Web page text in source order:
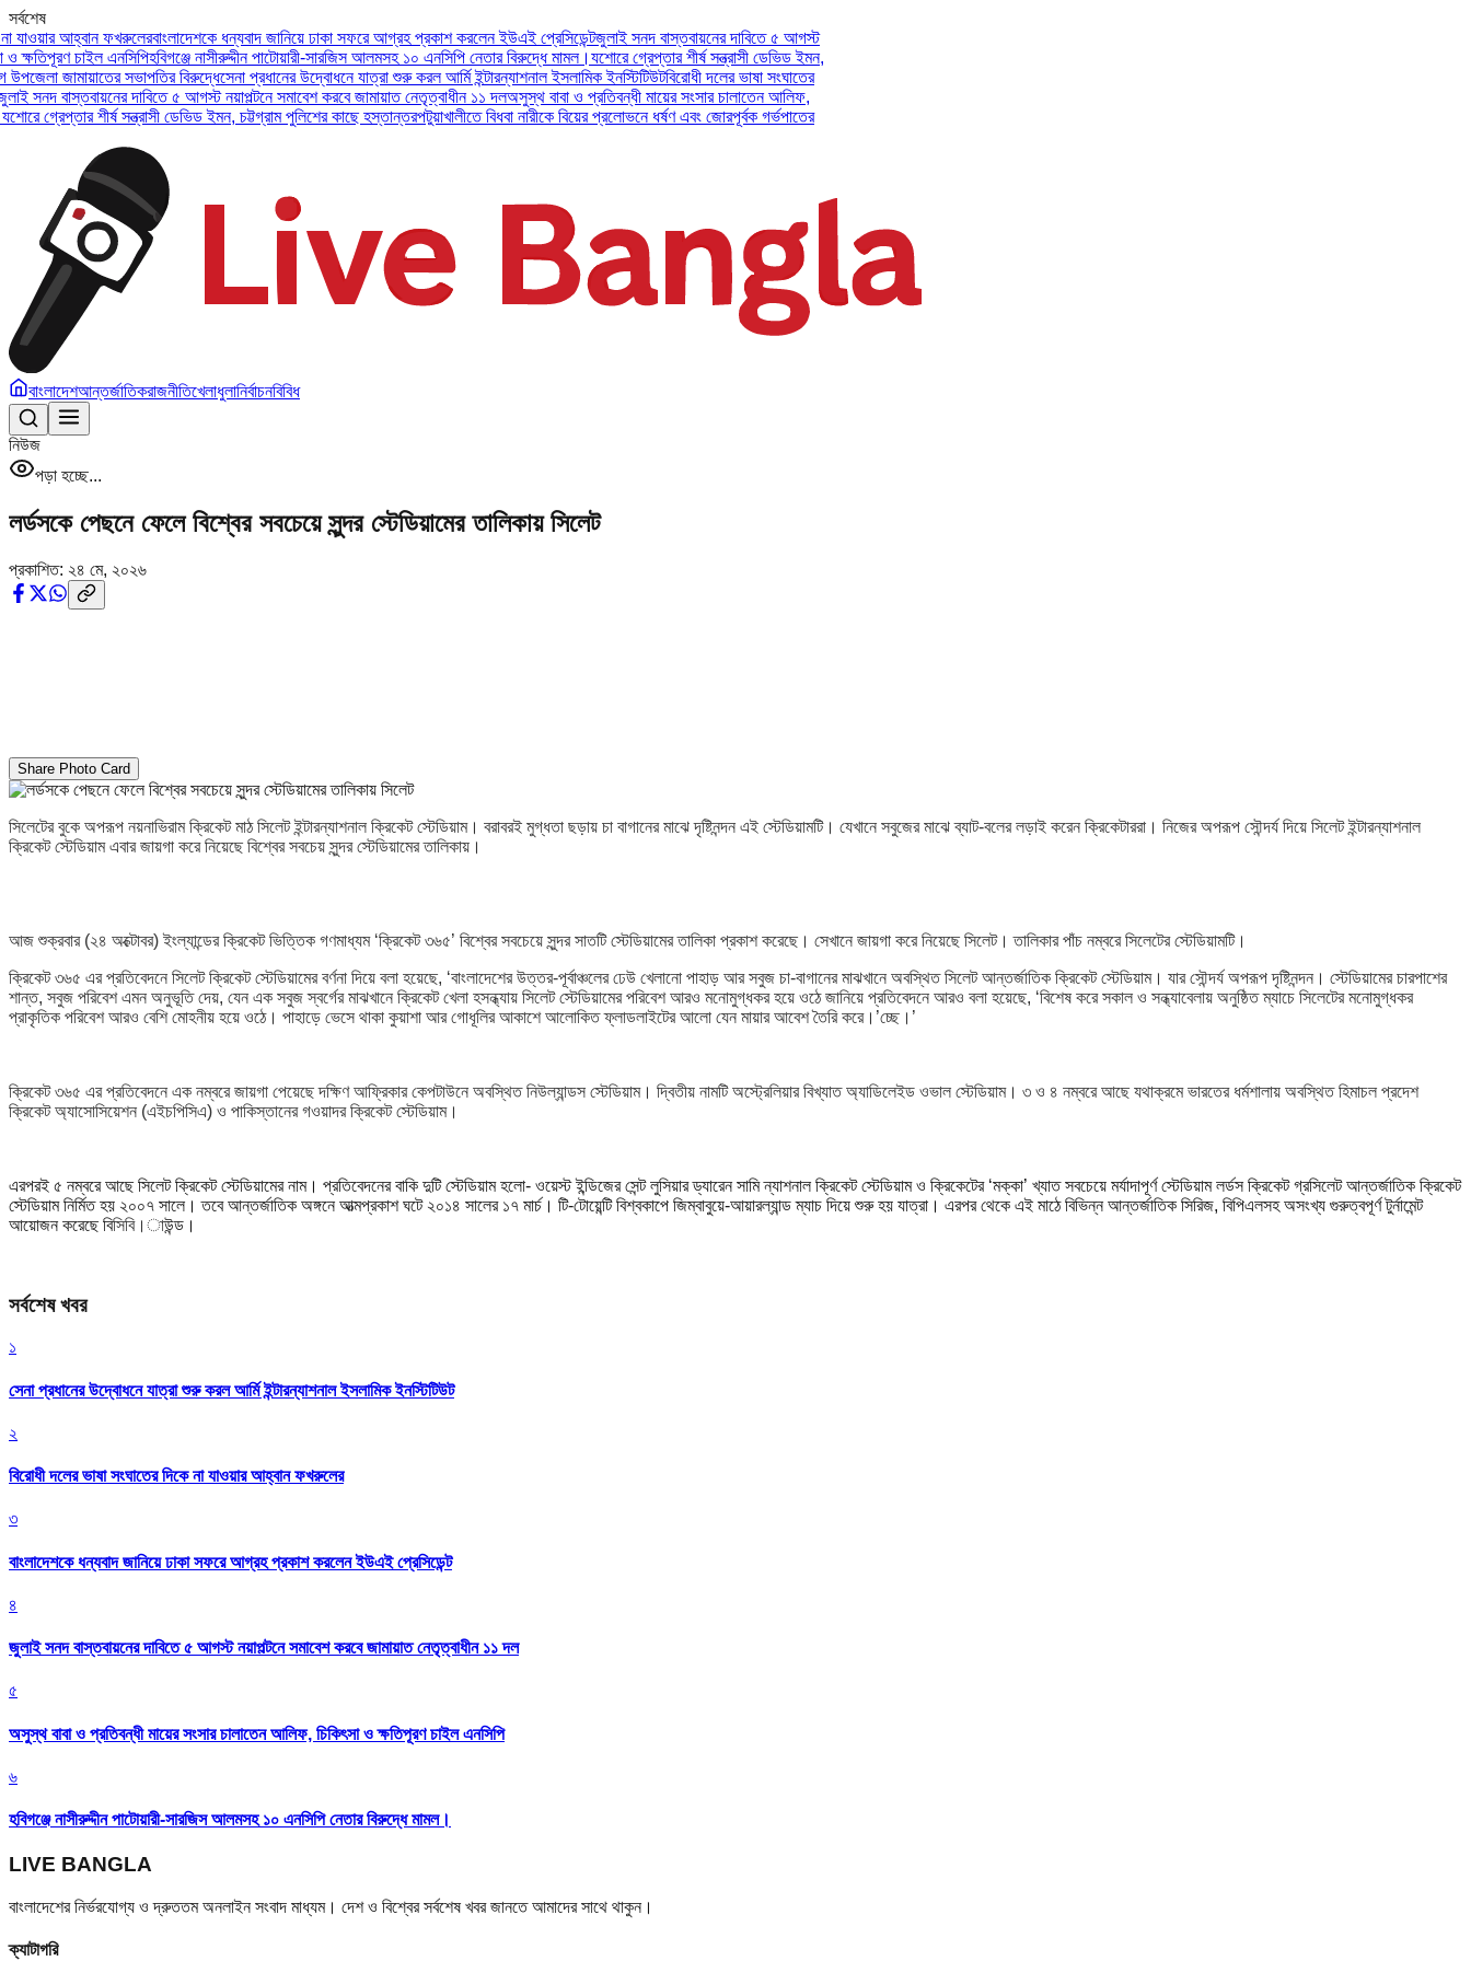
সর্বশেষ
আহ্বান ফখরুলেরবাংলাদেশকে ধন্যবাদ জানিয়ে ঢাকা সফরে আগ্রহ প্রকাশ করলেন ইউএই প্রেসিডেন্ট জুলাই সনদ বাস্তবায়নের দাবিতে ৫ আগস্ট
চাইল এনসিপিহবিগঞ্জে নাসীরুদ্দীন পাটোয়ারী-সারজিস আলমসহ ১০ এনসিপি নেতার বিরুদ্ধে মামল।যশোরে গ্রেপ্তার শীর্ষ সন্ত্রাসী ডেভিড ইমন,
সভাপতির বিরুদ্ধেসেনা প্রধানের উদ্বোধনে যাত্রা শুরু করল আর্মি ইন্টারন্যাশনাল ইসলামিক ইনস্টিটিউটবিরোধী দলের ভাষা সংঘাতের
দাবিতে ৫ আগস্ট নয়াপল্টনে সমাবেশ করবে জামায়াত নেতৃত্বাধীন ১১ দলঅসুস্থ বাবা ও প্রতিবন্ধী মায়ের সংসার চালাতেন আলিফ,
শীর্ষ সন্ত্রাসী ডেভিড ইমন, চট্টগ্রাম পুলিশের কাছে হস্তান্তরপটুয়াখালীতে বিধবা নারীকে বিয়ের প্রলোভনে ধর্ষণ এবং জোরপূর্বক গর্ভপাতের
বাংলাদেশআন্তর্জাতিকরাজনীতিখেলাধুলানির্বাচনবিবিধ
নিউজ
পড়া হচ্ছে...
লর্ডসকে পেছনে ফেলে বিশ্বের সবচেয়ে সুন্দর স্টেডিয়ামের তালিকায় সিলেট
প্রকাশিত: ২৪ মে, ২০২৬
Share Photo Card
সিলেটের বুকে অপরূপ নয়নাভিরাম ক্রিকেট মাঠ সিলেট ইন্টারন্যাশনাল ক্রিকেট স্টেডিয়াম। বরাবরই মুগ্ধতা ছড়ায় চা বাগানের মাঝে দৃষ্টিনন্দন এই স্টেডিয়ামটি। যেখানে সবুজের মাঝে ব্যাট-বলের লড়াই করেন ক্রিকেটাররা। নিজের অপরূপ সৌন্দর্য দিয়ে সিলেট ইন্টারন্যাশনাল
ক্রিকেট স্টেডিয়াম এবার জায়গা করে নিয়েছে বিশ্বের সবচেয় সুন্দর স্টেডিয়ামের তালিকায়।
আজ শুক্রবার (২৪ অক্টোবর) ইংল্যান্ডের ক্রিকেট ভিত্তিক গণমাধ্যম ‘ক্রিকেট ৩৬৫’ বিশ্বের সবচেয়ে সুন্দর সাতটি স্টেডিয়ামের তালিকা প্রকাশ করেছে। সেখানে জায়গা করে নিয়েছে সিলেট। তালিকার পাঁচ নম্বরে সিলেটের স্টেডিয়ামটি।
ক্রিকেট ৩৬৫ এর প্রতিবেদনে সিলেট ক্রিকেট স্টেডিয়ামের বর্ণনা দিয়ে বলা হয়েছে, ‘বাংলাদেশের উত্তর-পূর্বাঞ্চলের ঢেউ খেলানো পাহাড় আর সবুজ চা-বাগানের মাঝখানে অবস্থিত সিলেট আন্তর্জাতিক ক্রিকেট স্টেডিয়াম। যার সৌন্দর্য অপরূপ দৃষ্টিনন্দন। স্টেডিয়ামের চারপাশের
শান্ত, সবুজ পরিবেশ এমন অনুভূতি দেয়, যেন এক সবুজ স্বর্গের মাঝখানে ক্রিকেট খেলা হসন্ধ্যায় সিলেট স্টেডিয়ামের পরিবেশ আরও মনোমুগ্ধকর হয়ে ওঠে জানিয়ে প্রতিবেদনে আরও বলা হয়েছে, ‘বিশেষ করে সকাল ও সন্ধ্যাবেলায় অনুষ্ঠিত ম্যাচে সিলেটের মনোমুগ্ধকর
প্রাকৃতিক পরিবেশ আরও বেশি মোহনীয় হয়ে ওঠে। পাহাড়ে ভেসে থাকা কুয়াশা আর গোধূলির আকাশে আলোকিত ফ্লাডলাইটের আলো যেন মায়ার আবেশ তৈরি করে।’চ্ছে।’
ক্রিকেট ৩৬৫ এর প্রতিবেদনে এক নম্বরে জায়গা পেয়েছে দক্ষিণ আফ্রিকার কেপটাউনে অবস্থিত নিউল্যান্ডস স্টেডিয়াম। দ্বিতীয় নামটি অস্ট্রেলিয়ার বিখ্যাত অ্যাডিলেইড ওভাল স্টেডিয়াম। ৩ ও ৪ নম্বরে আছে যথাক্রমে ভারতের ধর্মশালায় অবস্থিত হিমাচল প্রদেশ
ক্রিকেট অ্যাসোসিয়েশন (এইচপিসিএ) ও পাকিস্তানের গওয়াদর ক্রিকেট স্টেডিয়াম।
এরপরই ৫ নম্বরে আছে সিলেট ক্রিকেট স্টেডিয়ামের নাম। প্রতিবেদনের বাকি দুটি স্টেডিয়াম হলো- ওয়েস্ট ইন্ডিজের সেন্ট লুসিয়ার ড্যারেন সামি ন্যাশনাল ক্রিকেট স্টেডিয়াম ও ক্রিকেটের ‘মক্কা’ খ্যাত সবচেয়ে মর্যাদাপূর্ণ স্টেডিয়াম লর্ডস ক্রিকেট গ্রসিলেট আন্তর্জাতিক ক্রিকেট
স্টেডিয়াম নির্মিত হয় ২০০৭ সালে। তবে আন্তর্জাতিক অঙ্গনে আত্মপ্রকাশ ঘটে ২০১৪ সালের ১৭ মার্চ। টি-টোয়েন্টি বিশ্বকাপে জিম্বাবুয়ে-আয়ারল্যান্ড ম্যাচ দিয়ে শুরু হয় যাত্রা। এরপর থেকে এই মাঠে বিভিন্ন আন্তর্জাতিক সিরিজ, বিপিএলসহ অসংখ্য গুরুত্বপূর্ণ টুর্নামেন্ট
আয়োজন করেছে বিসিবি।াউন্ড।
সর্বশেষ খবর
১
সেনা প্রধানের উদ্বোধনে যাত্রা শুরু করল আর্মি ইন্টারন্যাশনাল ইসলামিক ইনস্টিটিউট
২
বিরোধী দলের ভাষা সংঘাতের দিকে না যাওয়ার আহ্বান ফখরুলের
৩
বাংলাদেশকে ধন্যবাদ জানিয়ে ঢাকা সফরে আগ্রহ প্রকাশ করলেন ইউএই প্রেসিডেন্ট
৪
জুলাই সনদ বাস্তবায়নের দাবিতে ৫ আগস্ট নয়াপল্টনে সমাবেশ করবে জামায়াত নেতৃত্বাধীন ১১ দল
৫
অসুস্থ বাবা ও প্রতিবন্ধী মায়ের সংসার চালাতেন আলিফ, চিকিৎসা ও ক্ষতিপূরণ চাইল এনসিপি
৬
হবিগঞ্জে নাসীরুদ্দীন পাটোয়ারী-সারজিস আলমসহ ১০ এনসিপি নেতার বিরুদ্ধে মামল।
LIVE BANGLA
বাংলাদেশের নির্ভরযোগ্য ও দ্রুততম অনলাইন সংবাদ মাধ্যম। দেশ ও বিশ্বের সর্বশেষ খবর জানতে আমাদের সাথে থাকুন।
ক্যাটাগরি